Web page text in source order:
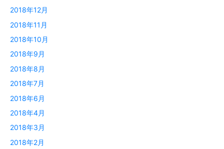
2018年12月
2018年11月
2018年10月
2018年9月
2018年8月
2018年7月
2018年6月
2018年4月
2018年3月
2018年2月